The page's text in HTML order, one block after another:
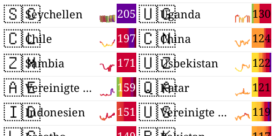
🇸🇨 205
Seychellen
🇨🇱 197
Chile
🇿🇲 171
Sambia
🇦🇪 159
Vereinigte Arabische Emirate
🇮🇩 151
Indonesien
🇺🇬 130
Uganda
🇨🇳 124
China
🇺🇿 122
Usbekistan
🇶🇦 121
Katar
🇺🇸 119
Vereinigte Staaten